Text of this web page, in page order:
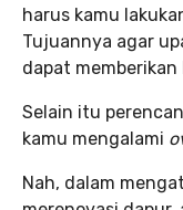
harus kamu
Tujuannya agar
dapat memberikan
Selain itu
kamu mengalami
Nah, dalam